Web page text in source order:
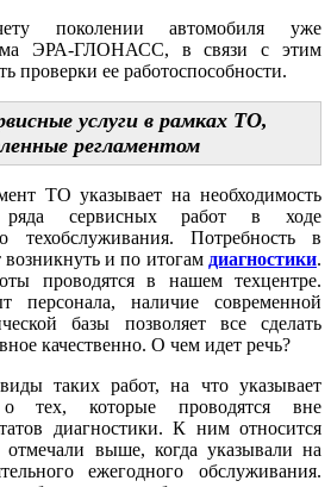
поколении автомобиля уже
ЭРА-ГЛОНАСС, в связи с этим
проверки ее работоспособности.
услуги в рамках ТО,
регламентом
ТО указывает на необходимость
ряда сервисных работ в ходе
техобслуживания. Потребность в
и по итогам диагностики.
проводятся в нашем техцентре.
персонала, наличие современной
базы позволяет все сделать
качественно. О чем идет речь?
таких работ, на что указывает
о тех, которые проводятся вне
диагностики. К ним относится
отмечали выше, когда указывали на
ежегодного обслуживания.